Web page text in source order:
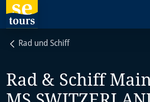
1
Rad und Schiff
Rad & Schiff